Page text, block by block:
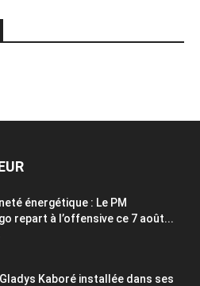
énergétique : Le PM
repart à l’offensive ce 7 août...
Gladys Kaboré installée dans ses